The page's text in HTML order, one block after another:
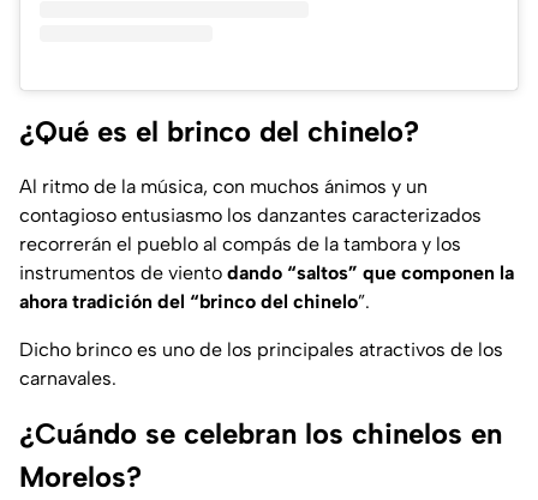
¿Qué es el brinco del chinelo?
Al ritmo de la música, con muchos ánimos y un
contagioso entusiasmo los danzantes caracterizados
recorrerán el pueblo al compás de la tambora y los
instrumentos de viento dando “saltos” que componen la
ahora tradición del “brinco del chinelo”.
Dicho brinco es uno de los principales atractivos de los
carnavales.
¿Cuándo se celebran los chinelos en
Morelos?